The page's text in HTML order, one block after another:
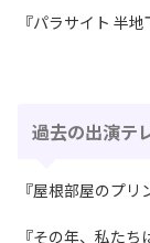
『パラサイト 半地
過去の出演テ
『屋根部屋のプリ
『その年、私たち